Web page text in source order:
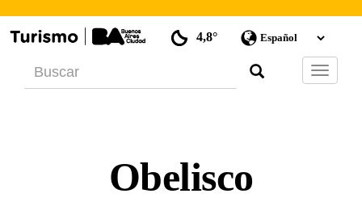
4,8°
Barra
de
Obelisco